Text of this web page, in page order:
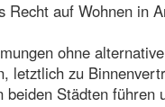
Recht auf Wohnen in
ohne
letztlich zu
beiden Städten führen